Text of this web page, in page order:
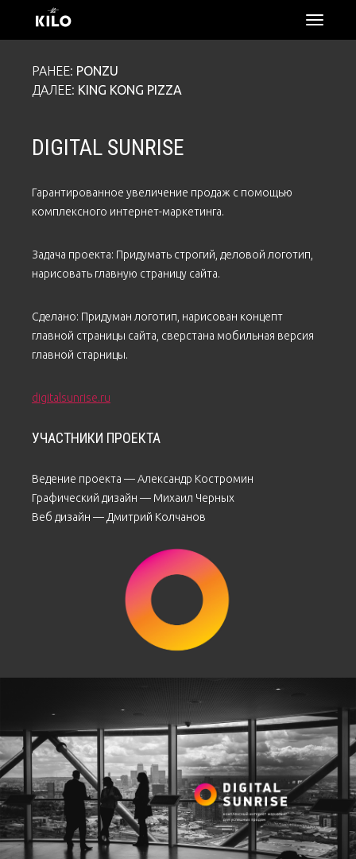
меню
РАНЕЕ: PONZU
ДАЛЕЕ: KING KONG PIZZA
DIGITAL SUNRISE
Гарантированное увеличение продаж с помощью
комплексного интернет-маркетинга.
Задача проекта: Придумать строгий, деловой логотип,
нарисовать главную страницу сайта.
Сделано: Придуман логотип, нарисован концепт
главной страницы сайта, сверстана мобильная версия
главной старницы.
digitalsunrise.ru
УЧАСТНИКИ ПРОЕКТА
Ведение проекта — Александр Костромин
Графический дизайн — Михаил Черных
Веб дизайн — Дмитрий Колчанов